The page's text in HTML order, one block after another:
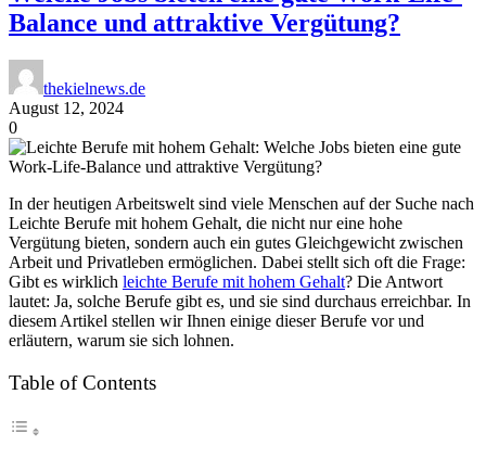
Balance und attraktive Vergütung?
thekielnews.de
August 12, 2024
0
In der heutigen Arbeitswelt sind viele Menschen auf der Suche nach
Leichte Berufe mit hohem Gehalt, die nicht nur eine hohe
Vergütung bieten, sondern auch ein gutes Gleichgewicht zwischen
Arbeit und Privatleben ermöglichen. Dabei stellt sich oft die Frage:
Gibt es wirklich leichte Berufe mit hohem Gehalt? Die Antwort
lautet: Ja, solche Berufe gibt es, und sie sind durchaus erreichbar. In
diesem Artikel stellen wir Ihnen einige dieser Berufe vor und
erläutern, warum sie sich lohnen.
Table of Contents